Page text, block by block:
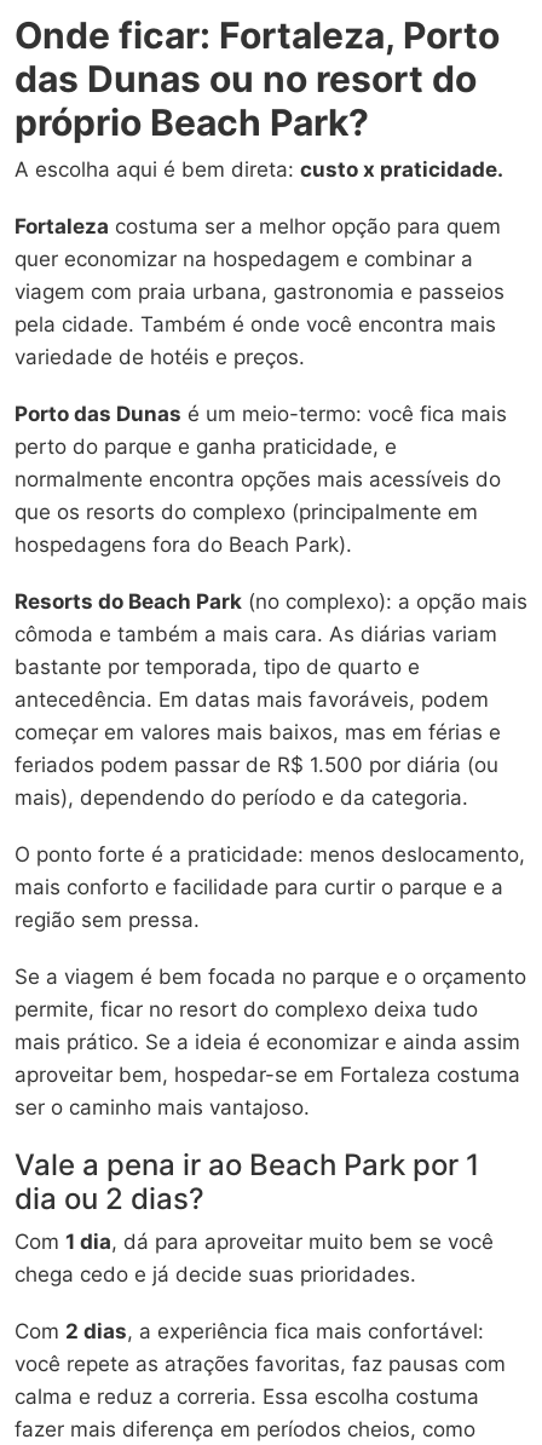
Onde ficar: Fortaleza, Porto
das Dunas ou no resort do
próprio Beach Park?
A escolha aqui é bem direta: custo x praticidade.
Fortaleza costuma ser a melhor opção para quem
quer economizar na hospedagem e combinar a
viagem com praia urbana, gastronomia e passeios
pela cidade. Também é onde você encontra mais
variedade de hotéis e preços.
Porto das Dunas é um meio-termo: você fica mais
perto do parque e ganha praticidade, e
normalmente encontra opções mais acessíveis do
que os resorts do complexo (principalmente em
hospedagens fora do Beach Park).
Resorts do Beach Park (no complexo): a opção mais
cômoda e também a mais cara. As diárias variam
bastante por temporada, tipo de quarto e
antecedência. Em datas mais favoráveis, podem
começar em valores mais baixos, mas em férias e
feriados podem passar de R$ 1.500 por diária (ou
mais), dependendo do período e da categoria.
O ponto forte é a praticidade: menos deslocamento,
mais conforto e facilidade para curtir o parque e a
região sem pressa.
Se a viagem é bem focada no parque e o orçamento
permite, ficar no resort do complexo deixa tudo
mais prático. Se a ideia é economizar e ainda assim
aproveitar bem, hospedar-se em Fortaleza costuma
ser o caminho mais vantajoso.
Vale a pena ir ao Beach Park por 1
dia ou 2 dias?
Com 1 dia, dá para aproveitar muito bem se você
chega cedo e já decide suas prioridades.
Com 2 dias, a experiência fica mais confortável:
você repete as atrações favoritas, faz pausas com
calma e reduz a correria. Essa escolha costuma
fazer mais diferença em períodos cheios, como